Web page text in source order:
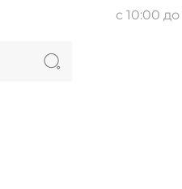
с 10:00 до